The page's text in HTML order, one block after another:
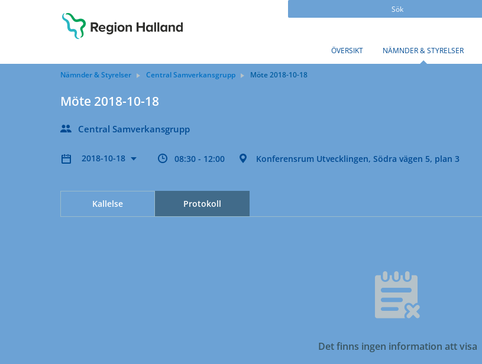
Sök
ÖVERSIKT NÄMNDER & STYRELSER
Nämnder & Styrelser Central Samverkansgrupp Möte 2018-10-18
Möte 2018-10-18
Central Samverkansgrupp
2018-10-18 08:30 - 12:00 Konferensrum Utvecklingen, Södra vägen 5, plan 3
Kallelse Protokoll
Det finns ingen information att visa